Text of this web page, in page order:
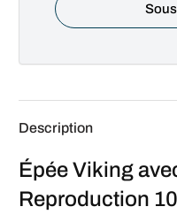
Description
Épée Viking
Reproduction